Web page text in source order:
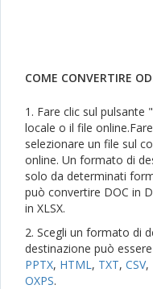
COME CONVERTIRE
1. Fare clic sul pulsante
locale o il file
selezionare un file sul
online. Un formato di
solo da determinati
può convertire DOC in
in XLSX.
2. Scegli un formato di
destinazione può essere
PPTX, HTML, TXT, CSV,
OXPS.